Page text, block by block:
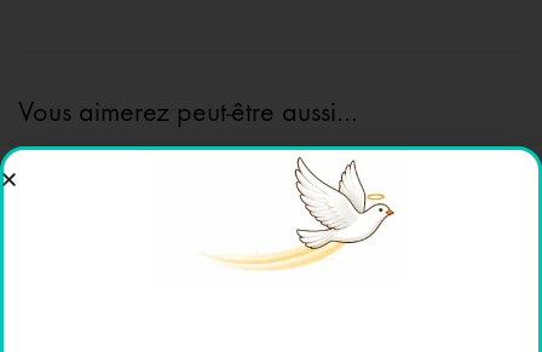
Vous aimerez peut-être aussi…